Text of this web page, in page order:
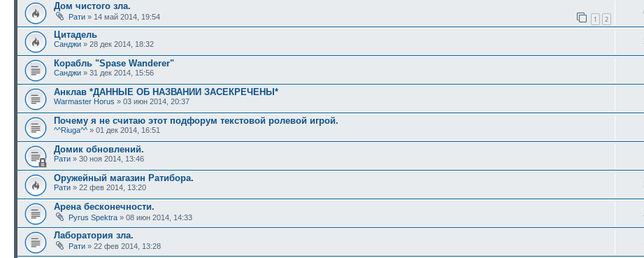
Дом чистого зла.
Рати » 14 май 2014, 19:54 1 2
Цитадель
Санджи » 28 дек 2014, 18:32
Корабль "Spase Wanderer"
Санджи » 31 дек 2014, 15:56
Анклав *ДАННЫЕ ОБ НАЗВАНИИ ЗАСЕКРЕЧЕНЫ*
Warmaster Horus » 03 июн 2014, 20:37
Почему я не считаю этот подфорум текстовой ролевой игрой.
^^Riuga^^ » 01 дек 2014, 16:51
Домик обновлений.
Рати » 30 ноя 2014, 13:46
Оружейный магазин Ратибора.
Рати » 22 фев 2014, 13:20
Арена бесконечности.
Pyrus Spektra » 08 июн 2014, 14:33
Лаборатория зла.
Рати » 22 фев 2014, 13:28